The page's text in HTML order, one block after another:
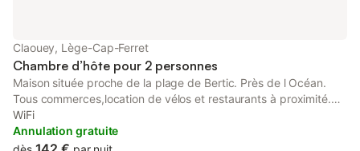
Claouey, Lège-Cap-Ferret
Chambre d’hôte pour 2 personnes
Maison située proche de la plage de Bertic. Près de l Océan.
Tous commerces,location de vélos et restaurants à proximité.
Face à la forêt. Port Ostréicole avec les dégustations de fruits
de mer, huîtres à 10mns à Pieds. 8 ème année pour ma chambre
d hôtes🤩
WiFi
Annulation gratuite